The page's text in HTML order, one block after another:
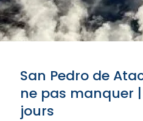
San Pedro de
ne pas manquer
jours